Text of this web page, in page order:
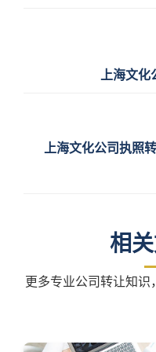
上海文化
上海文化公司执照
相
更多专业公司转让知